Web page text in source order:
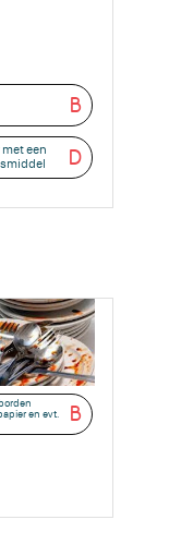
B
D
een
B
en evt.